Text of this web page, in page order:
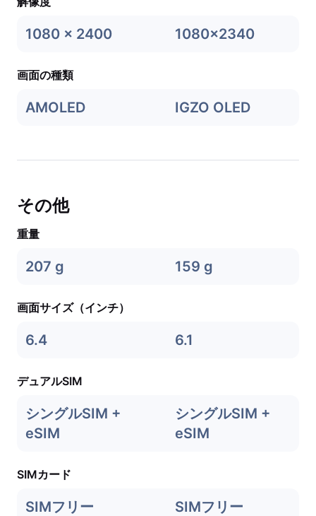
1080 x 2400 1080x2340
画面の種類
AMOLED IGZO OLED
その他
重量
207 g 159 g
画面サイズ（インチ）
6.4 6.1
デュアルSIM
シングルSIM +
eSIM
シングルSIM +
eSIM
SIMカード
SIMフリー SIMフリー